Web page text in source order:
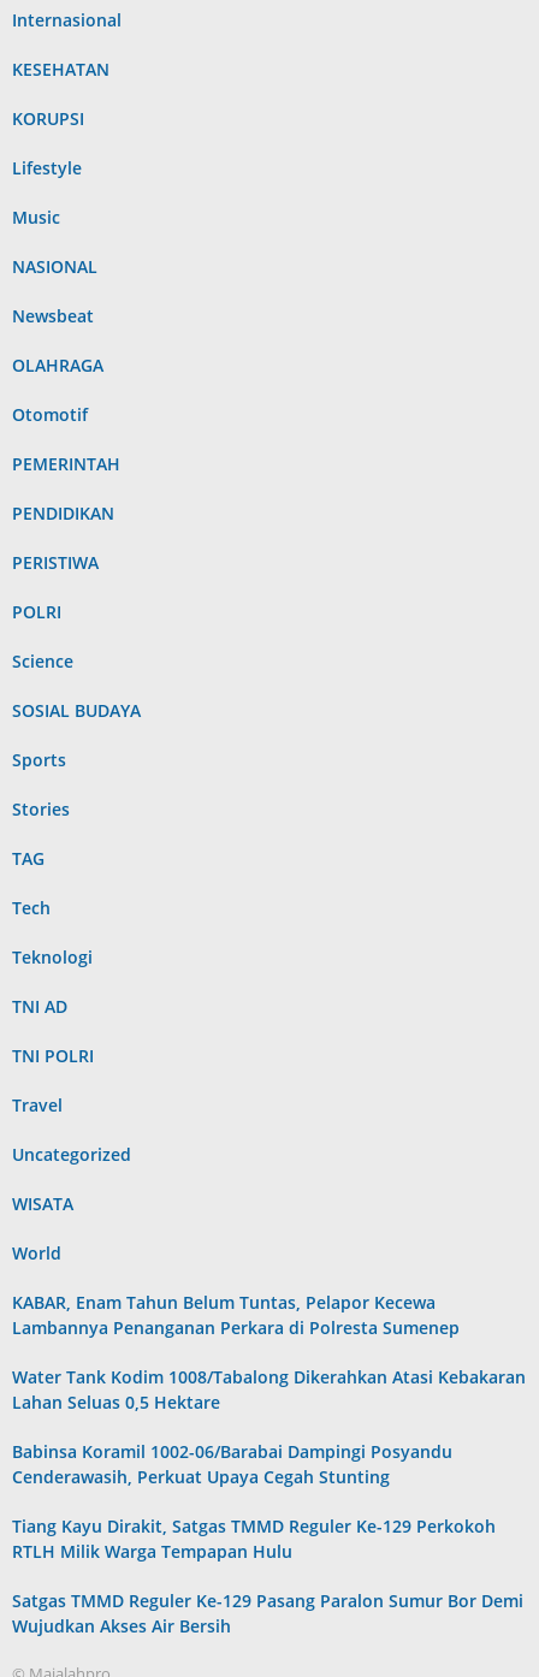
Internasional
KESEHATAN
KORUPSI
Lifestyle
Music
NASIONAL
Newsbeat
OLAHRAGA
Otomotif
PEMERINTAH
PENDIDIKAN
PERISTIWA
POLRI
Science
SOSIAL BUDAYA
Sports
Stories
TAG
Tech
Teknologi
TNI AD
TNI POLRI
Travel
Uncategorized
WISATA
World
KABAR, Enam Tahun Belum Tuntas, Pelapor Kecewa
Lambannya Penanganan Perkara di Polresta Sumenep
Water Tank Kodim 1008/Tabalong Dikerahkan Atasi Kebakaran
Lahan Seluas 0,5 Hektare
Babinsa Koramil 1002-06/Barabai Dampingi Posyandu
Cenderawasih, Perkuat Upaya Cegah Stunting
Tiang Kayu Dirakit, Satgas TMMD Reguler Ke-129 Perkokoh
RTLH Milik Warga Tempapan Hulu
Satgas TMMD Reguler Ke-129 Pasang Paralon Sumur Bor Demi
Wujudkan Akses Air Bersih